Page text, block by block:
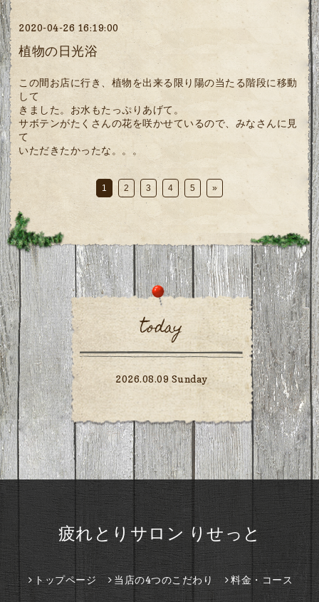
2020-04-26 16:19:00
植物の日光浴
この間お店に行き、植物を出来る限り陽の当たる階段に移動
して
きました。お水もたっぷりあげて。
サボテンがたくさんの花を咲かせているので、みなさんに見
て
いただきたかったな。。。
1 2 3 4 5 »
today
2026.08.09 Sunday
疲れとりサロン りせっと
トップページ 当店の4つのこだわり 料金・コース